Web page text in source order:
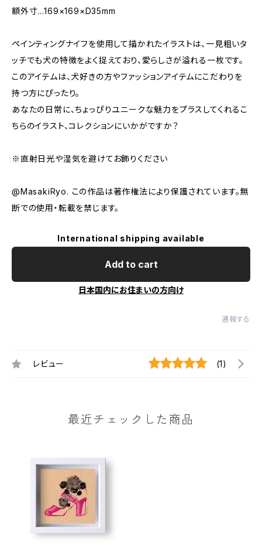
額外寸…169×169×D35mm
ペインティングナイフを使用して描かれたイラストは、一見粗いタ
ッチでも犬の特徴をよく捉えており、愛らしさが溢れる一枚です。
このアイテムは、犬好きの方やファッションアイテムにこだわりを
持つ方にぴったり。
あなたの日常に、ちょっぴりユニークな魅力をプラスしてくれるこ
ちらのイラスト、コレクションにいかがですか？
※直射日光や湿気を避けてお飾りください
@MasakiRyo. この作品は著作権法により保護されています。無
断での使用・転載を禁じます。
International shipping available
Add to cart
日本国内にお住まいの方向け
通報する
レビュー (1)
最近チェックした商品